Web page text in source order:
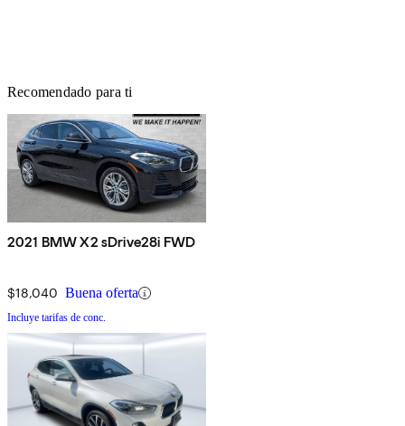
Recomendado para ti
2021 BMW X2 sDrive28i FWD
$18,040 Buena oferta
Incluye tarifas de conc.